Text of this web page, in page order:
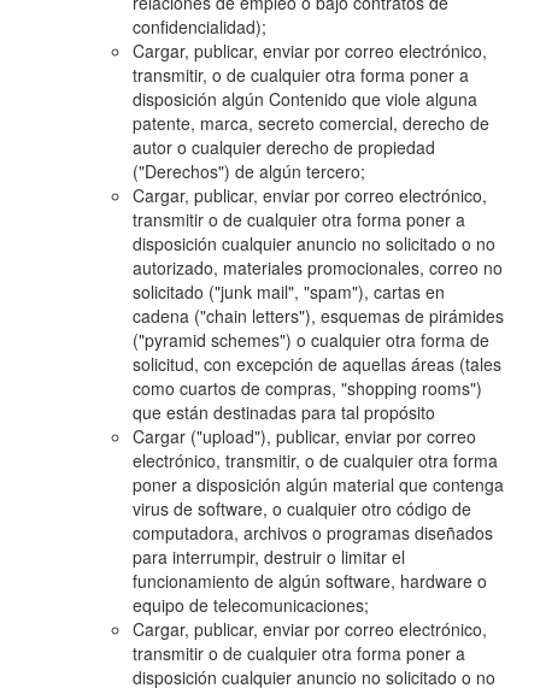
confidencialidad);
Cargar, publicar, enviar por correo electrónico,
transmitir, o de cualquier otra forma poner a
disposición algún Contenido que viole alguna
patente, marca, secreto comercial, derecho de
autor o cualquier derecho de propiedad
("Derechos") de algún tercero;
Cargar, publicar, enviar por correo electrónico,
transmitir o de cualquier otra forma poner a
disposición cualquier anuncio no solicitado o no
autorizado, materiales promocionales, correo no
solicitado ("junk mail", "spam"), cartas en
cadena ("chain letters"), esquemas de pirámides
("pyramid schemes") o cualquier otra forma de
solicitud, con excepción de aquellas áreas (tales
como cuartos de compras, "shopping rooms")
que están destinadas para tal propósito
Cargar ("upload"), publicar, enviar por correo
electrónico, transmitir, o de cualquier otra forma
poner a disposición algún material que contenga
virus de software, o cualquier otro código de
computadora, archivos o programas diseñados
para interrumpir, destruir o limitar el
funcionamiento de algún software, hardware o
equipo de telecomunicaciones;
Cargar, publicar, enviar por correo electrónico,
transmitir o de cualquier otra forma poner a
disposición cualquier anuncio no solicitado o no